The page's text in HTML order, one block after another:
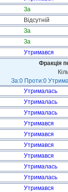
За
Відсутній
За
За
Утримався
Фракція
За:0 Проти:0
Утрималась
Утрималась
Утрималась
Утримався
Утримався
Утримався
Утримався
Утрималась
Утрималась
Утримався